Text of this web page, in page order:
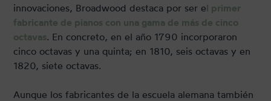
innovaciones, Broadwood destaca por ser el primer
fabricante de pianos con una gama de más de cinco
octavas. En concreto, en el año 1790 incorporaron
cinco octavas y una quinta; en 1810, seis octavas y en
1820, siete octavas.
Aunque los fabricantes de la escuela alemana también